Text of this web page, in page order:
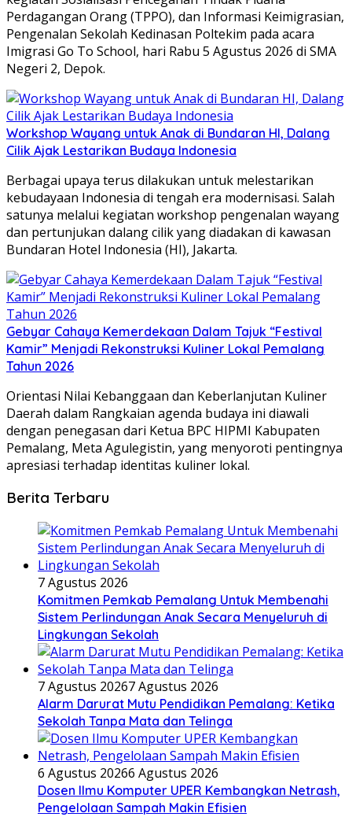
Perdagangan Orang (TPPO), dan Informasi Keimigrasian,
Pengenalan Sekolah Kedinasan Poltekim pada acara
Imigrasi Go To School, hari Rabu 5 Agustus 2026 di SMA
Negeri 2, Depok.
Workshop Wayang untuk Anak di Bundaran HI, Dalang
Cilik Ajak Lestarikan Budaya Indonesia
Berbagai upaya terus dilakukan untuk melestarikan
kebudayaan Indonesia di tengah era modernisasi. Salah
satunya melalui kegiatan workshop pengenalan wayang
dan pertunjukan dalang cilik yang diadakan di kawasan
Bundaran Hotel Indonesia (HI), Jakarta.
Gebyar Cahaya Kemerdekaan Dalam Tajuk “Festival
Kamir” Menjadi Rekonstruksi Kuliner Lokal Pemalang
Tahun 2026
Orientasi Nilai Kebanggaan dan Keberlanjutan Kuliner
Daerah dalam ​Rangkaian agenda budaya ini diawali
dengan penegasan dari Ketua BPC HIPMI Kabupaten
Pemalang, Meta Agulegistin, yang menyoroti pentingnya
apresiasi terhadap identitas kuliner lokal.
Berita Terbaru
7 Agustus 2026
Komitmen Pemkab Pemalang Untuk Membenahi
Sistem Perlindungan Anak Secara Menyeluruh di
Lingkungan Sekolah
7 Agustus 20267 Agustus 2026
Alarm Darurat Mutu Pendidikan Pemalang: Ketika
Sekolah Tanpa Mata dan Telinga
6 Agustus 20266 Agustus 2026
Dosen Ilmu Komputer UPER Kembangkan Netrash,
Pengelolaan Sampah Makin Efisien